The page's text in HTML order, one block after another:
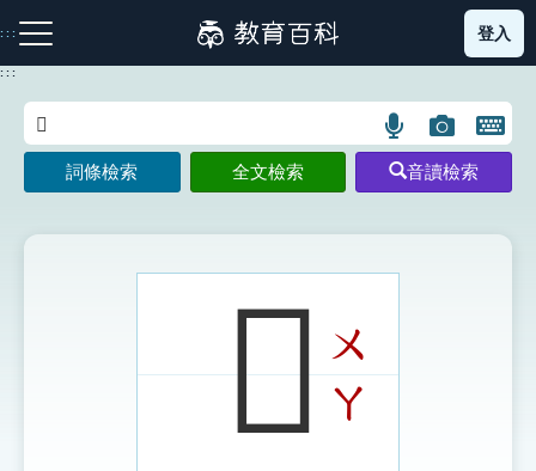
到
主
:::
注音索引圖示 筆畫索引圖示 部首索引表圖示
登入
:::
語
言
搜
示
圖
片
搜
開
鍵
圖
詞條檢索 全文檢索 音讀檢索
𣢚ㄨ
ㄚ